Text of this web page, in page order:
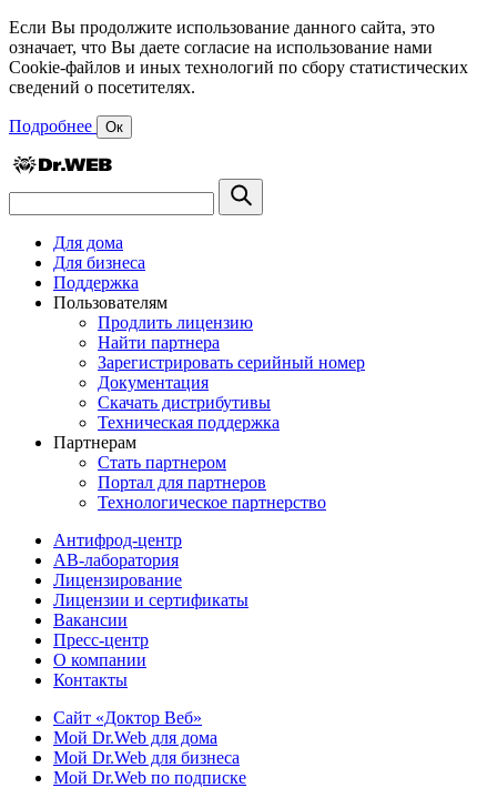
Если Вы продолжите использование данного сайта, это
означает, что Вы даете согласие на использование нами
Cookie-файлов и иных технологий по сбору статистических
сведений о посетителях.
Подробнее Ок
Для дома
Для бизнеса
Поддержка
Пользователям
Продлить лицензию
Найти партнера
Зарегистрировать серийный номер
Документация
Скачать дистрибутивы
Техническая поддержка
Партнерам
Стать партнером
Портал для партнеров
Технологическое партнерство
Антифрод-центр
АВ-лаборатория
Лицензирование
Лицензии и сертификаты
Вакансии
Пресс-центр
О компании
Контакты
Сайт «Доктор Веб»
Мой Dr.Web для дома
Мой Dr.Web для бизнеса
Мой Dr.Web по подписке